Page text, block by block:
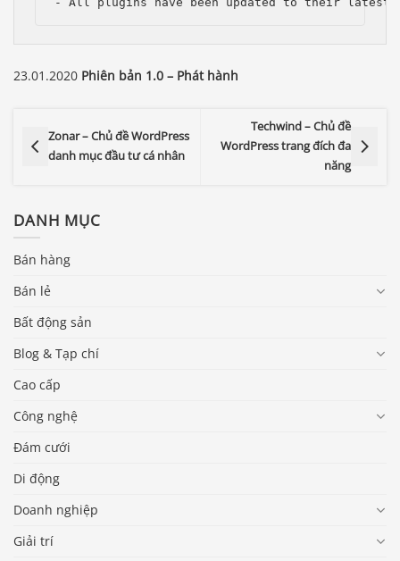
23.01.2020 Phiên bản 1.0 – Phát hành
Zonar – Chủ đề WordPress
danh mục đầu tư cá nhân
Techwind – Chủ đề
WordPress trang đích đa
năng
DANH MỤC
Bán hàng
Bán lẻ
Bất động sản
Blog & Tạp chí
Cao cấp
Công nghệ
Đám cưới
Di động
Doanh nghiệp
Giải trí